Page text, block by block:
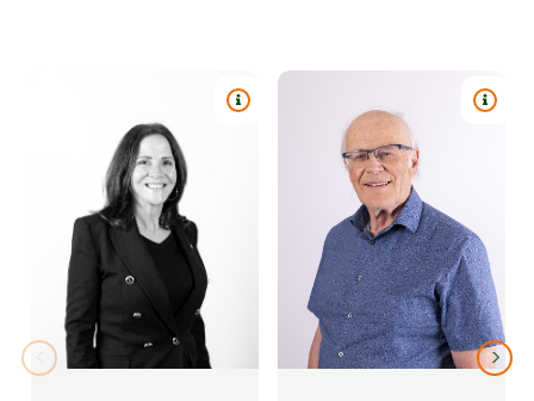
TITRE : #573 - SUZIE BEAUDOIN,
TITRE